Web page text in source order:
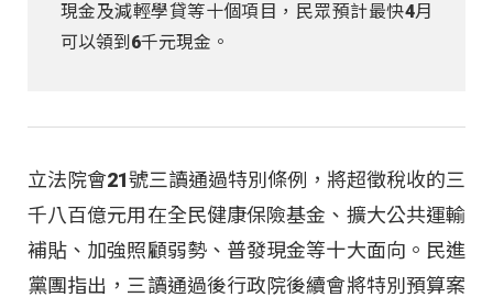
現金及減輕學貸等十個項目，民眾預計最快4月
可以領到6千元現金。
立法院會21號三讀通過特別條例，將超徵稅收的三
千八百億元用在全民健康保險基金、擴大公共運輸
補貼、加強照顧弱勢、普發現金等十大面向。民進
黨團指出，三讀通過後行政院後續會將特別預算案